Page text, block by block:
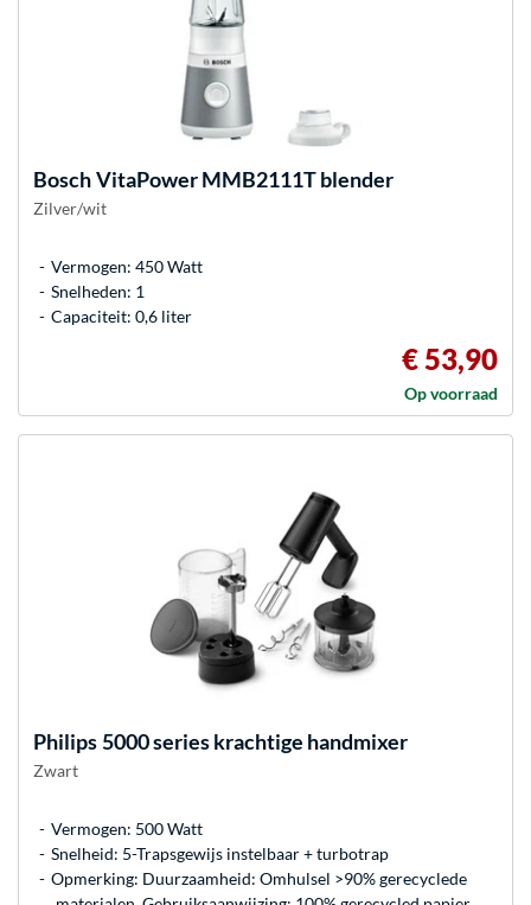
BoschVitaPower MMB2111T blender
Zilver/wit
Vermogen: 450 Watt
Snelheden: 1
Capaciteit: 0,6 liter
€ 53,90
Op voorraad
Philips5000 series krachtige handmixer
Zwart
Vermogen: 500 Watt
Snelheid: 5-Trapsgewijs instelbaar + turbotrap
Opmerking: Duurzaamheid: Omhulsel >90% gerecyclede